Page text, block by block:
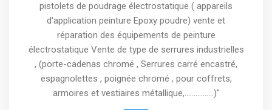
pistolets de poudrage électrostatique ( appareils
d'application peinture Epoxy poudre) vente et
réparation des équipements de peinture
électrostatique Vente de type de serrures industrielles
, (porte-cadenas chromé , Serrures carré encastré,
espagnolettes , poignée chromé , pour coffrets,
armoires et vestiaires métallique,................)"